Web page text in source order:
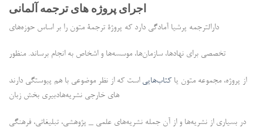
اجرای پروژه های ترجمه آلمانی
دارالترجمه پرشیا آمادگی دارد که پروژۀ ترجمۀ متون را بر اساس حوزه‌های
تخصصی برای نهادها، سازمان‌ها، موسسه‌ها و اشخاص به انجام برساند. منظور
از پروژه، مجموعه متون یا کتاب‌هایی است که از نظر موضوعی با هم پیوستگی دارند
دبیری بخش زبان‎‌های خارجی نشریه‌ها
در بسیاری از نشریه‌ها و از آن جمله نشریه‌های علمی _ پژوهشی، تبلیغاتی، فرهنگی